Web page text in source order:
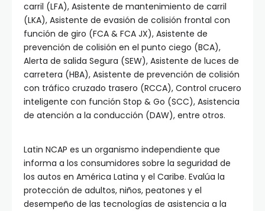
carril (LFA), Asistente de mantenimiento de carril
(LKA), Asistente de evasión de colisión frontal con
función de giro (FCA & FCA JX), Asistente de
prevención de colisión en el punto ciego (BCA),
Alerta de salida Segura (SEW), Asistente de luces de
carretera (HBA), Asistente de prevención de colisión
con tráfico cruzado trasero (RCCA), Control crucero
inteligente con función Stop & Go (SCC), Asistencia
de atención a la conducción (DAW), entre otros.
Latin NCAP es un organismo independiente que
informa a los consumidores sobre la seguridad de
los autos en América Latina y el Caribe. Evalúa la
protección de adultos, niños, peatones y el
desempeño de las tecnologías de asistencia a la